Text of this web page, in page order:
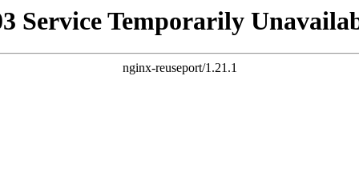
Service Temporarily
nginx-reuseport/1.21.1